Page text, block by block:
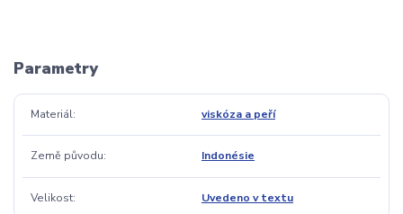
Parametry
Materiál viskóza a peří
Země původu Indonésie
Velikost Uvedeno v textu